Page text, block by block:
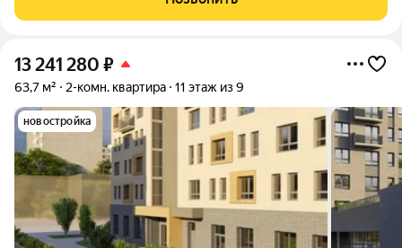
13 241 280 ₽
63,7 м² 2-комн. квартира 11 этаж из 9
новостройка